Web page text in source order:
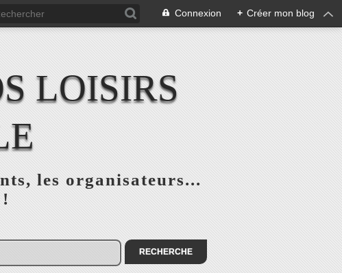
Connexion + Créer mon blog
LOISIRS
les organisateurs...